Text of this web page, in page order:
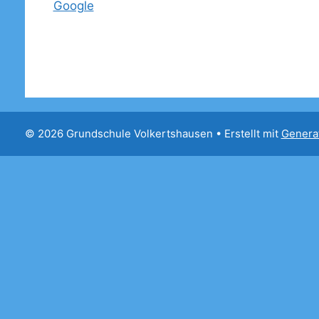
Google
© 2026 Grundschule Volkertshausen • Erstellt mit